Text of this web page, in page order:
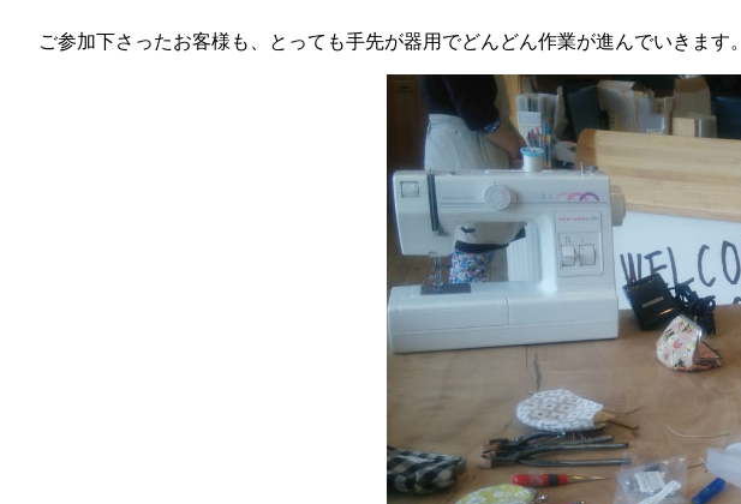
ご参加下さったお客様も、とっても手先が器用でどんどん作業が進んでいきます。